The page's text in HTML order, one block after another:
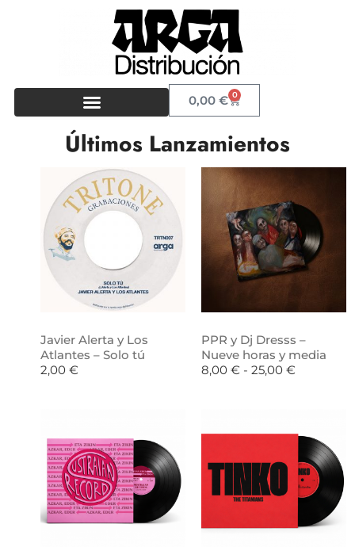
0,00€ 0
Últimos Lanzamientos
Javier Alerta y Los
Atlantes – Solo tú
2,00 €
PPR y Dj Dresss –
Nueve horas y media
8,00 € - 25,00 €